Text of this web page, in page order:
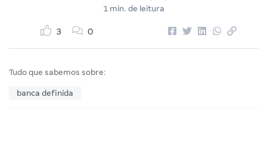
1 min. de leitura
3 0
Tudo que sabemos sobre:
banca definida